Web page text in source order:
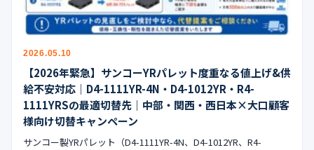
イラン情勢まとめ
公式ブログ
会社案内
🇺🇸🇰🇷
2026.05.10
【2026年緊急】サンコーYRパレット度重なる値上げ&供
給不安対応｜D4-1111YR-4N・D4-1012YR・R4-
1111YRSの最適切替先｜中部・関西・西日本×大口顧客
様向け切替キャンペーン
サンコー製YRパレット（D4-1111YR-4N、D4-1012YR、R4-